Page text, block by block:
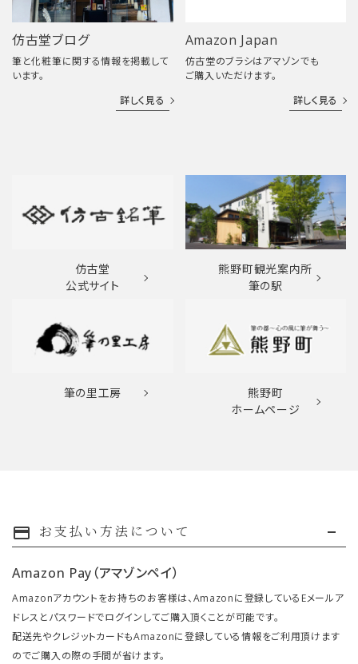
仿古堂ブログ
筆と化粧筆に関する情報を掲載して
います。
詳しく見る
Amazon Japan
仿古堂のブラシはアマゾンでも
ご購入いただけます。
詳しく見る
仿古堂
公式サイト
熊野町観光案内所
筆の駅
筆の里工房
熊野町
ホームページ
payment お支払い方法について
Amazon Pay（アマゾンペイ）
Amazonアカウントをお持ちのお客様は、Amazonに登録しているEメールア
ドレスとパスワードでログインしてご購入頂くことが可能です。
配送先やクレジットカードもAmazonに登録している情報をご利用頂けます
のでご購入の際の手間が省けます。